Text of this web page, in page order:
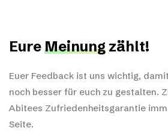
EureMeinung zählt!
Euer Feedback ist uns wichtig,
noch besser für euch zu gestalten.
Abitees Zufriedenheitsgarantie
Seite.